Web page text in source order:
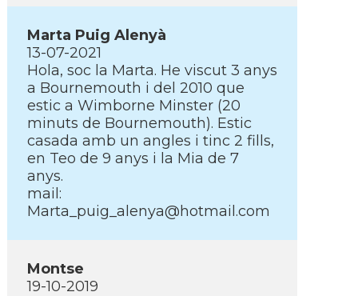
Marta Puig Alenyà
13-07-2021
Hola, soc la Marta. He viscut 3 anys
a Bournemouth i del 2010 que
estic a Wimborne Minster (20
minuts de Bournemouth). Estic
casada amb un angles i tinc 2 fills,
en Teo de 9 anys i la Mia de 7
anys.
mail:
Marta_puig_alenya@hotmail.com
Montse
19-10-2019